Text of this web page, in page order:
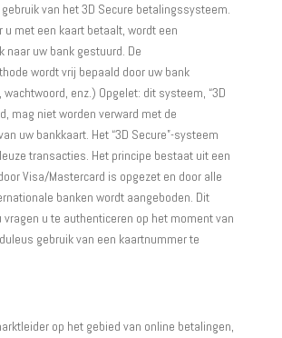
van het 3D Secure betalingssysteem.
u met een kaart betaalt, wordt een
naar uw bank gestuurd. De
wordt vrij bepaald door uw bank
enz.) Opgelet: dit systeem, “3D
mag niet worden verward met de
uw bankkaart. Het “3D Secure”-systeem
transacties. Het principe bestaat uit een
Visa/Mastercard is opgezet en door alle
banken wordt aangeboden. Dit
vragen u te authenticeren op het moment van
gebruik van een kaartnummer te
op het gebied van online betalingen,